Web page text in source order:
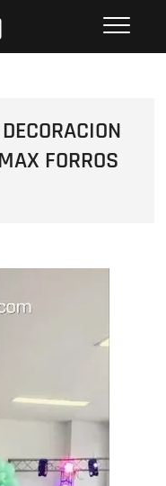
FOTOS GRUPO EMPRESARIAL
FORROS